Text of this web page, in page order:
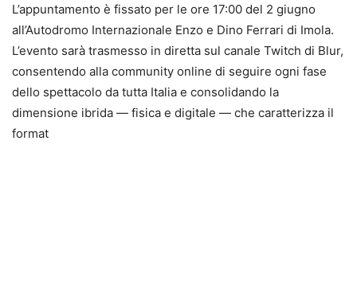
L’appuntamento è fissato per le ore 17:00 del 2 giugno
all’Autodromo Internazionale Enzo e Dino Ferrari di Imola.
L’evento sarà trasmesso in diretta sul canale Twitch di Blur,
consentendo alla community online di seguire ogni fase
dello spettacolo da tutta Italia e consolidando la
dimensione ibrida — fisica e digitale — che caratterizza il
format